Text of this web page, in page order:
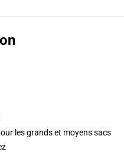
les grands et moyens sacs